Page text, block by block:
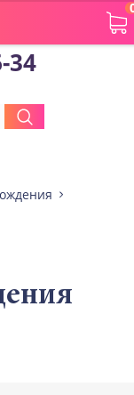
34